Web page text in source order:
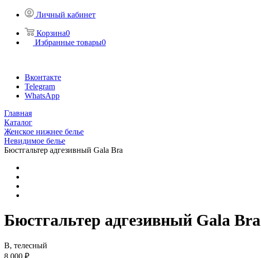
Личный кабинет
Корзина0
Избранные товары0
Вконтакте
Telegram
WhatsApp
Главная
Каталог
Женское нижнее белье
Невидимое белье
Бюстгальтер адгезивный Gala Bra
Бюстгальтер адгезивный Gala Bra
B, телесный
8 000 ₽